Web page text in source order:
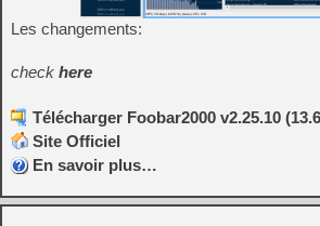
Les changements:
check here
Télécharger Foobar2000 v2.25.10
Site Officiel
En savoir plus…